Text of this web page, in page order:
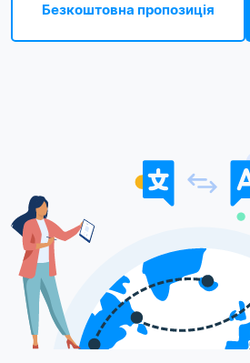
Безкоштовна пропозиція